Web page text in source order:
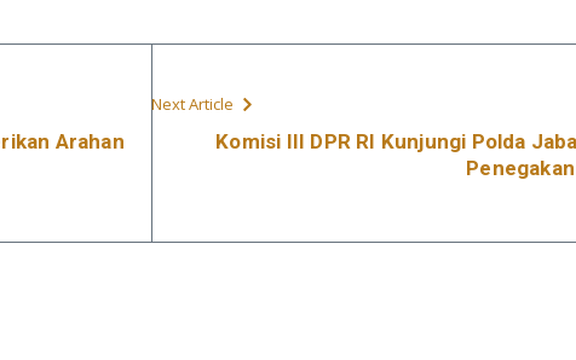
Arahan
Next Article
Komisi III DPR RI Kunjungi Polda